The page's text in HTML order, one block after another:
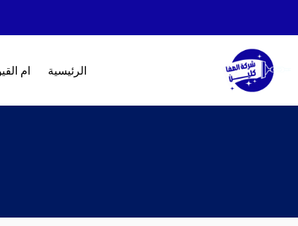
الرئيسية ام